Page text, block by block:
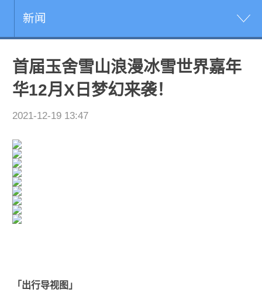
新闻
首届玉舍雪山浪漫冰雪世界嘉年
华12月X日梦幻来袭！
2021-12-19 13:47
「出行导视图」